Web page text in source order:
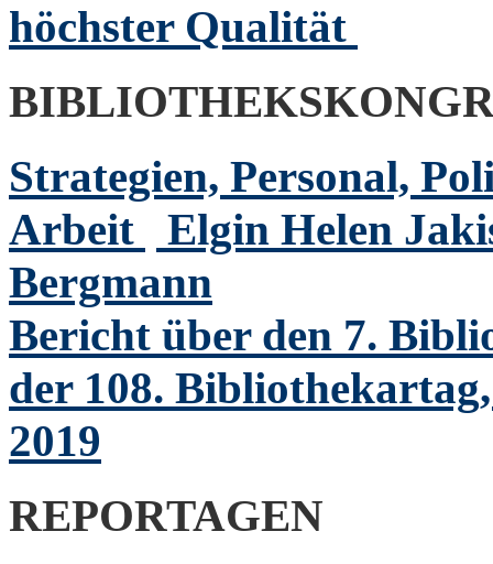
höchster Qualität
Strategien, Personal,
Arbeit
Elgin Helen
Bergmann
Bericht über den 7.
der 108.
2019
REPORTAGEN